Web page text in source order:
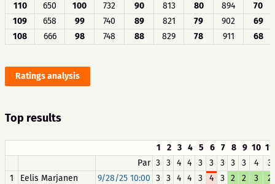
110
650 100 732 90 813 80 894
70
109
658 99 740 89 821 79 902
69
108
666 98 748 88 829 78 911 68
Ratings analysis
Top results
1 2 3 4 5 6 7 8 9 10 11
Par 3 3 4 4 3 3 3 3 3 4
3
1
Eelis Marjanen 9/28/25 10:00 3 3 4 4 3 4 3 2 2 3
2